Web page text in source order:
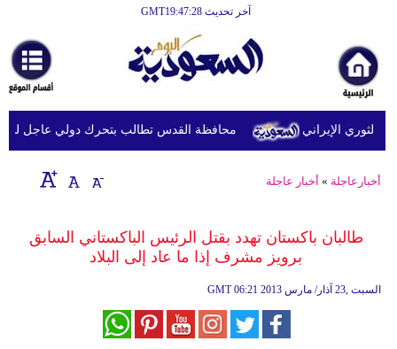
آخر تحديث GMT19:47:28
أخبارعاجلة
رياضة
ثقافة
إقتصاد
وموسيقى
محافظة القدس تطالب بتحرك دولي عاجل لحماية الإيراني
أخبارعاجلة » أخبار عاجلة
طالبان باكستان تهدد بقتل الرئيس الباكستاني السابق
برويز مشرف إذا ما عاد إلى البلاد
GMT 06:21 2013 السبت ,23 آذار/ مارس